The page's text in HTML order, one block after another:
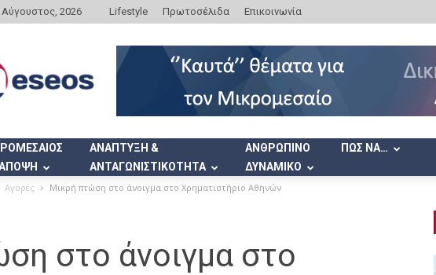
Αύγουστος, 2026 Lifestyle Πρωτοσέλιδα Επικοινωνία
ΑΝΑΠΤΥΞΗ &
ΑΝΤΑΓΩΝΙΣΤΙΚΟΤΗΤΑ
ΑΝΘΡΩΠΙΝΟ
ΔΥΝΑΜΙΚΟ
ΠΩΣ ΝΑ…
Αγορές Μικρή πτώση στο άνοιγμα στο Χρηματιστήριο Αθηνών
στο άνοιγμα στο